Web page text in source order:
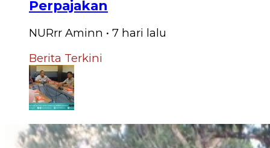
Perpajakan
NURrr Aminn • 7 hari lalu
Berita Terkini